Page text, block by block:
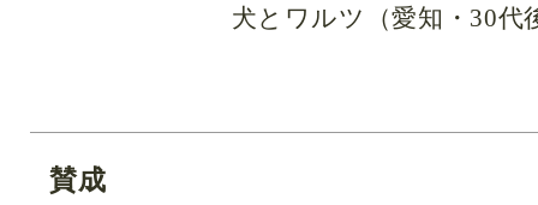
犬とワルツ（愛知・30代
賛成